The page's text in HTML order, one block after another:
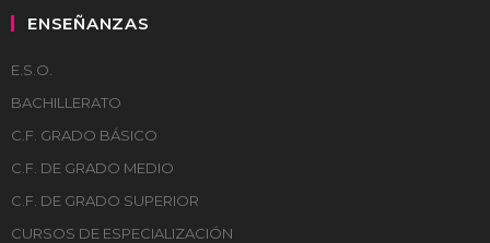
ENSEÑANZAS
E.S.O.
BACHILLERATO
C.F. GRADO BÁSICO
C.F. DE GRADO MEDIO
C.F. DE GRADO SUPERIOR
CURSOS DE ESPECIALIZACIÓN